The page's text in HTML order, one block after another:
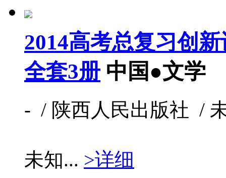
2014高考总复习创
全套3册 中国●文学
- / 陕西人民出版社 /
未知... >详细